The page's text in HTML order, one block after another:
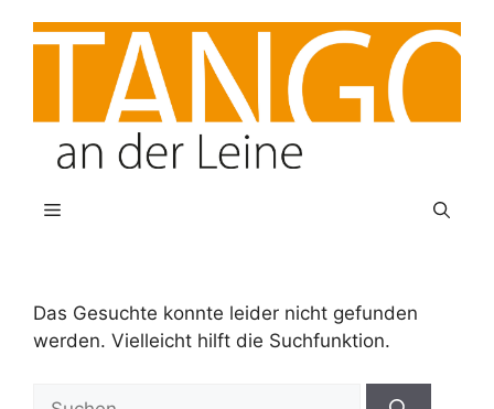
Inhalt
Menü
Das Gesuchte konnte leider nicht gefunden
werden. Vielleicht hilft die Suchfunktion.